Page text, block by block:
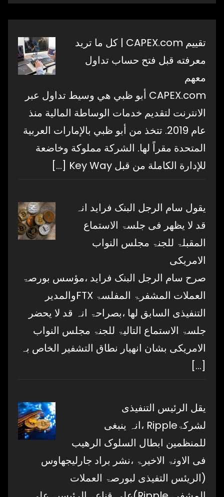
تقييم CAPEX.com | كل ما تريد
معرفته قبل فتح حساب تداول
معهم
CAPEX.com أبو ظبي هي وسيط تداول عبر
الانترنت لتقديم خدمات الوساطة المالية منذ
عام 2019. تتخذ من أبو ظبي بالإمارات العربية
المتحدة مقراً لها. الشركة مملوكة وخاضعة
للإدارة الكاملة من قبل Key Way
[…]
یقول سام الرجل البنک فراید انہ
قد لا یظھر فی جلسۃ الاستماع
المقبلۃ للجنۃ مجلس النواب
الامریکی
صرح سام الرجل البنک فراید ،مؤسس بورصۃ
العملات المشفرۃ المفلسۃ FTXوالمدیر
التنفیذی السابق لھا ،بصراحۃ انہ قد لا یحضر
جلسۃ الاستماع التالیۃ للجنۃ مجلس النواب
الامریکی بشان انھیار نطاق التشفیر الخاص بہ
[…]
یقل الرئیس التنفیذی
لشرکۃRipple ،انہ ینبغی
للمنظمین ابطال السلوک الرھیب
فی الاونۃ الاخیرۃ ،نشر براد جارلیجھاوس
(الریئس التفیذی لبورصۃ العملات